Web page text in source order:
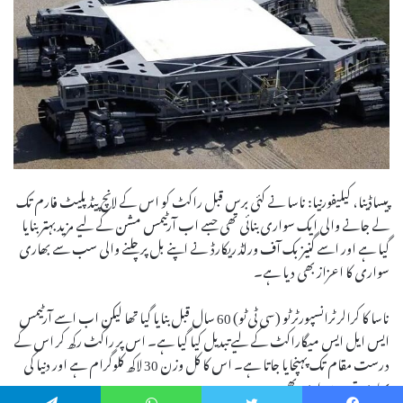
پیساڈینا، کیلیفورنیا: ناسا نے کئی برس قبل راکٹ کو اس کے لانچ پیڈ پلیٹ فارم تک
لے جانے والی ایک سواری بنائی تھی جسے اب آرٹیمس مشن کے لیے مزید بہتر بنایا
گیا ہے اور اسے گنیز بک آف ورلڈ ریکارڈ نے اپنے بل پر چلنے والی سب سے بھاری
سواری کا اعزاز بھی دیا ہے۔
ناسا کا کرالر ٹرانسپورٹر ٹو (سی ٹی ٹو) 60 سال قبل بنایا گیا تھا لیکن اب اسے آرٹیمس
ایس ایل ایس میگاراکٹ کے لیے تبدیل کیا گیا ہے۔ اس پر راکٹ رکھ کر اس کے
درست مقام تک پہنچایا جاتا ہے۔ اس کا کل وزن 30 لاکھ کلوگرام ہے اور دنیا کی
بھاری ترین سواری بھی ہے۔